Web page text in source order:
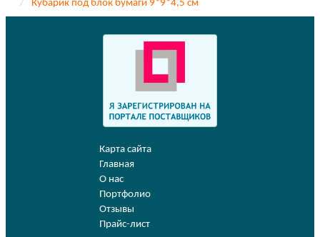
Кубарик под блок бумаги 9*9*4,5 см
Карта сайта
Главная
О нас
Портфолио
Отзывы
Прайс-лист